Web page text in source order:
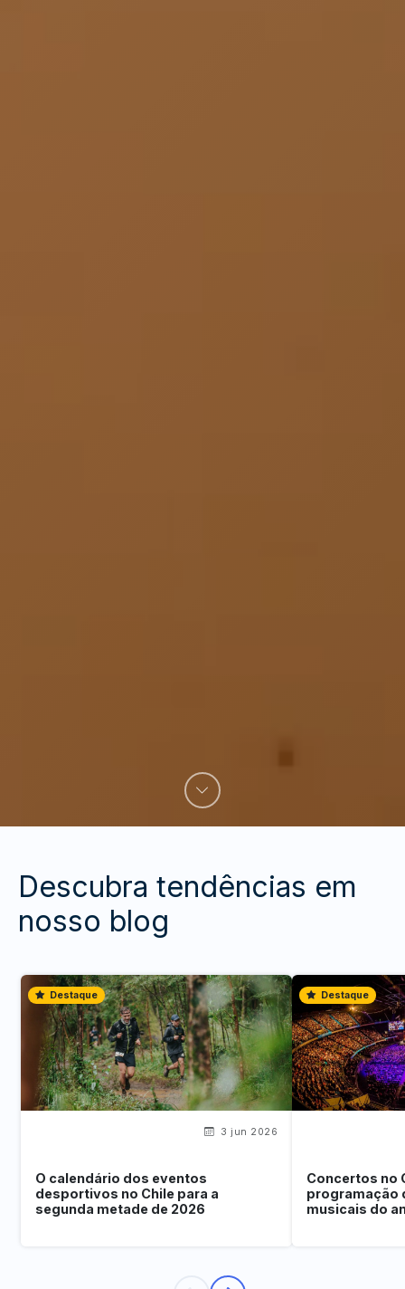
Descubra tendências em
nosso blog
Destaque
3 jun 2026
O calendário dos eventos
desportivos no Chile para a
segunda metade de 2026
Destaque
Concertos no
programação
musicais do